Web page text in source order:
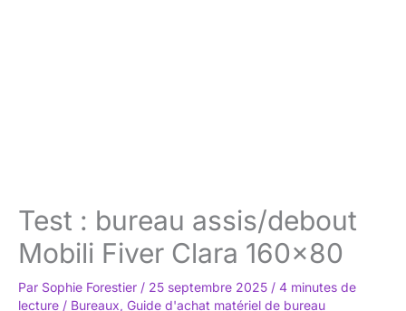
Test : bureau assis/debout
Mobili Fiver Clara 160×80
Par Sophie Forestier / 25 septembre 2025 / 4 minutes de
lecture / Bureaux, Guide d'achat matériel de bureau